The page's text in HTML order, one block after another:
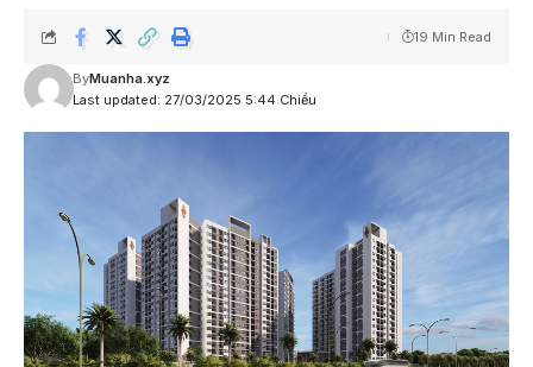
Last updated: 27/03/2025 5:44 Chiều
ByMuanha.xyz
19 Min Read